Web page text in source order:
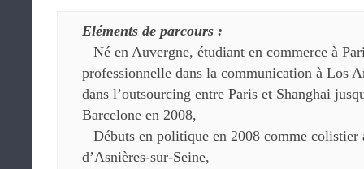
Eléments de parcours :
– Né en Auvergne, étudiant en commerce à
professionnelle dans la communication à Los
dans l’outsourcing entre Paris et Shanghai
Barcelone en 2008,
– Débuts en politique en 2008 comme colistier
d’Asnières-sur-Seine,